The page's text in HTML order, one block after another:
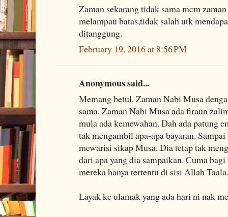
Zaman sekarang tidak sama mcm
melampau batas,tidak salah utk
ditanggung.
February 19, 2016 at 8:56 PM
Anonymous said...
Memang betul. Zaman Nabi Musa
sama. Zaman Nabi Musa ada firaun
mula ada kemewahan. Dah ada patung
tak mengambil apa-apa bayaran.
mewarisi sikap Musa. Dia tetap tak
dari apa yang dia sampaikan. Cuma
mereka hanya tertentu di sisi Allah Taala.
Layak ke ulamak yang ada hari ni nak